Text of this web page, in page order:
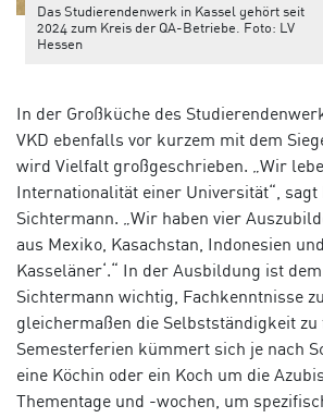
Das Studierendenwerk in Kassel gehört seit
2024 zum Kreis der QA-Betriebe. Foto: LV
Hessen
In der Großküche des
VKD ebenfalls vor kurzem mit dem
wird Vielfalt großgeschrieben. „Wir
Internationalität einer Universität“,
Sichtermann. „Wir haben vier
aus Mexiko, Kasachstan, Indonesien
Kasseläner‘.“ In der Ausbildung ist
Sichtermann wichtig, Fachkenntnisse
gleichermaßen die Selbstständigkeit zu
Semesterferien kümmert sich je nach
eine Köchin oder ein Koch um die
Thementage und -wochen, um